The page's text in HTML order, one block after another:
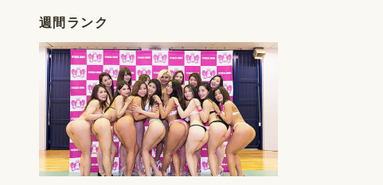
週間ランク